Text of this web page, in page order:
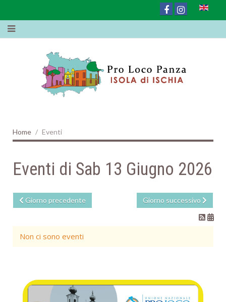
Home Eventi
Eventi di Sab 13 Giugno 2026
Giorno precedente Giorno successivo
Non ci sono eventi